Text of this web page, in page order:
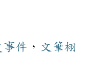
事件 ， 文筆栩